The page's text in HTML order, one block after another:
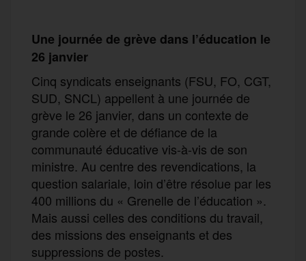
Une journée de grève dans l’éducation le
26 janvier
Cinq syndicats enseignants (FSU, FO, CGT,
SUD, SNCL) appellent à une journée de
grève le 26 janvier, dans un contexte de
grande colère et de défiance de la
communauté éducative vis-à-vis de son
ministre. Au centre des revendications, la
question salariale, loin d’être résolue par les
400 millions du « Grenelle de l’éducation ».
Mais aussi celles des conditions du travail,
des missions des enseignants et des
suppressions de postes.